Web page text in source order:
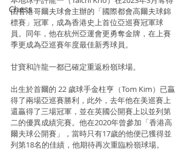
Chess
由香港哥爾夫球會主辦的「國際都會高爾夫球錦
標賽」冠軍，成為香港史上首位亞巡賽冠軍球
員。同年，他在杭州亞運會更勇奪金牌，在上賽
季更成為亞巡賽年度最佳新秀球員。
甘寶和許龍一都已確定重返粉嶺球場。
出生於首爾的 22 歲球手金柱亨（Tom Kim）已贏
得了兩場亞巡賽勝利，此外，去年他在美巡賽上
還贏得了三場冠軍，並在英國公開賽上以並列第
二的優異成績完賽。他在2020年曾參加「香港高
爾夫球公開賽」，當時只有17歲的他便已獲得並
列第18名的佳績，他期待再次重臨粉嶺球場。